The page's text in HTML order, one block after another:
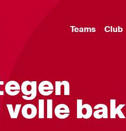
Teams Club
bak